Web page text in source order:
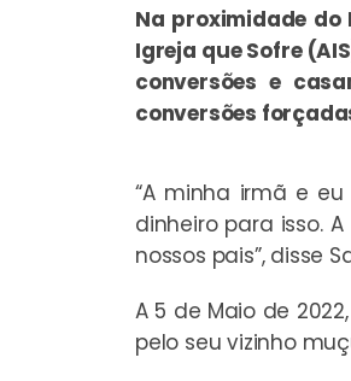
Na proximidade do
Igreja que Sofre
conversões e
conversões
“A minha irmã e
dinheiro para isso.
nossos pais”, disse
A 5 de Maio de
pelo seu vizinho